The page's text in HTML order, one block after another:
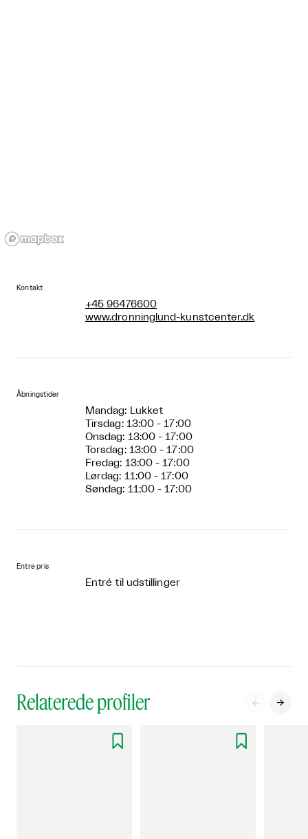
Kontakt
+45 96476600
www.dronninglund-kunstcenter.dk
Åbningstider
Mandag: Lukket
Tirsdag: 13:00 - 17:00
Onsdag: 13:00 - 17:00
Torsdag: 13:00 - 17:00
Fredag: 13:00 - 17:00
Lørdag: 11:00 - 17:00
Søndag: 11:00 - 17:00
Entre pris
Entré til udstillinger
Relaterede profiler  
 